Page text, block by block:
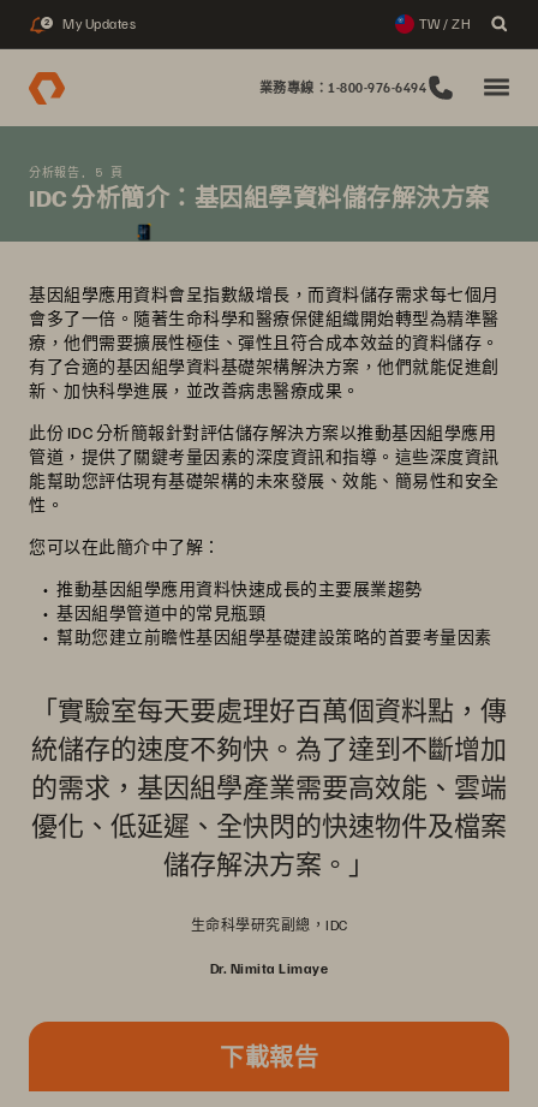
2 My Updates TW / ZH
業務專線：1-800-976-6494
分析報告, 5 頁
IDC 分析簡介：基因組學資料儲存解決方案
基因組學應用資料會呈指數級增長，而資料儲存需求每七個月
會多了一倍。隨著生命科學和醫療保健組織開始轉型為精準醫
療，他們需要擴展性極佳、彈性且符合成本效益的資料儲存。
有了合適的基因組學資料基礎架構解決方案，他們就能促進創
新、加快科學進展，並改善病患醫療成果。
此份 IDC 分析簡報針對評估儲存解決方案以推動基因組學應用
管道，提供了關鍵考量因素的深度資訊和指導。這些深度資訊
能幫助您評估現有基礎架構的未來發展、效能、簡易性和安全
性。
您可以在此簡介中了解：
推動基因組學應用資料快速成長的主要展業趨勢
基因組學管道中的常見瓶頸
幫助您建立前瞻性基因組學基礎建設策略的首要考量因素
「實驗室每天要處理好百萬個資料點，傳
統儲存的速度不夠快。為了達到不斷增加
的需求，基因組學產業需要高效能、雲端
優化、低延遲、全快閃的快速物件及檔案
儲存解決方案。」
生命科學研究副總，IDC
Dr. Nimita Limaye
下載報告